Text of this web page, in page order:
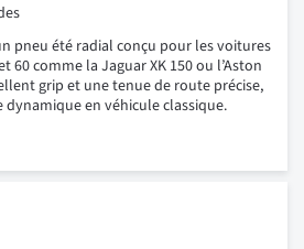
pneu été radial conçu pour les voitures
60 comme la Jaguar XK 150 ou l’Aston
grip et une tenue de route précise,
en véhicule classique.